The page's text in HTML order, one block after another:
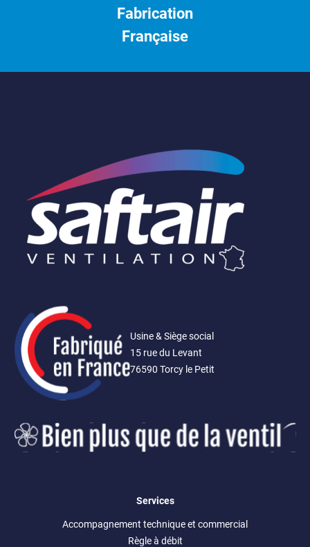
Fabrication
Française
Usine & Siège social
15 rue du Levant
76590 Torcy le Petit
Services
Accompagnement technique et commercial
Règle à débit